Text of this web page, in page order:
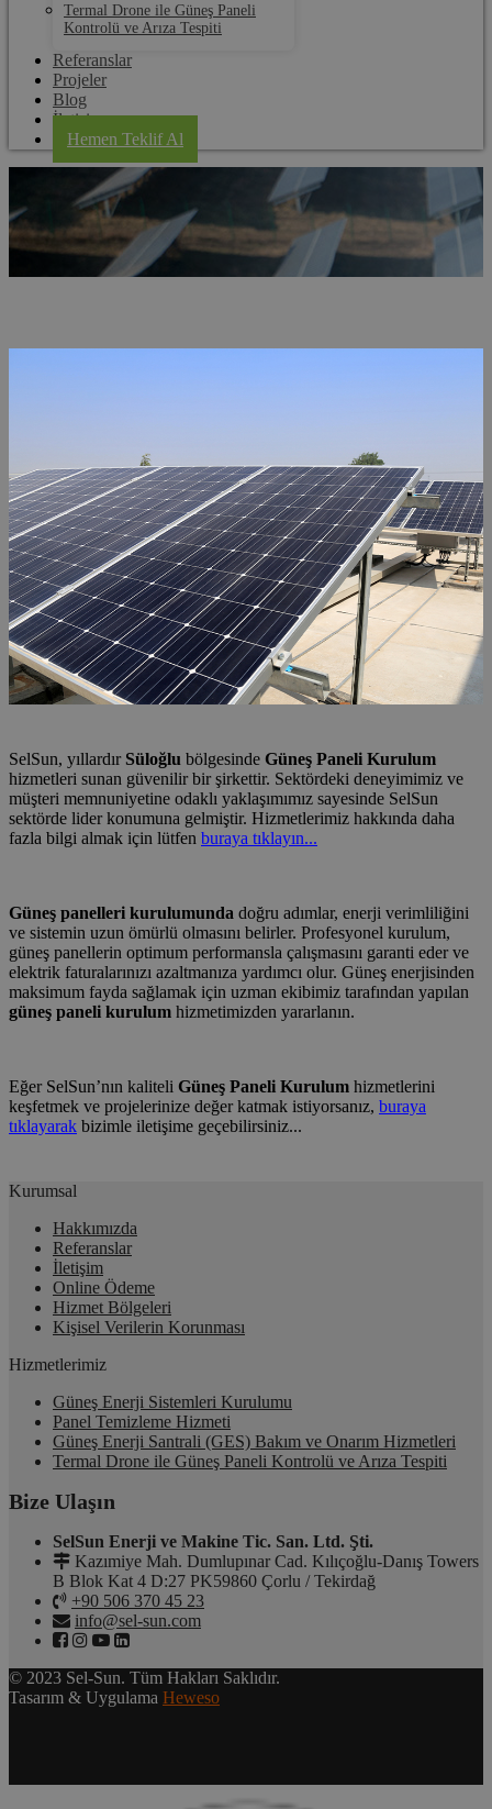
Termal Drone ile Güneş Paneli
Kontrolü ve Arıza Tespiti
Referanslar
Projeler
Blog
İletişim
Hemen Teklif Al
SelSun, yıllardır Süloğlu bölgesinde Güneş Paneli Kurulum
hizmetleri sunan güvenilir bir şirkettir. Sektördeki deneyimimiz ve
müşteri memnuniyetine odaklı yaklaşımımız sayesinde SelSun
sektörde lider konumuna gelmiştir. Hizmetlerimiz hakkında daha
fazla bilgi almak için lütfen buraya tıklayın...
Güneş panelleri kurulumunda doğru adımlar, enerji verimliliğini
ve sistemin uzun ömürlü olmasını belirler. Profesyonel kurulum,
güneş panellerin optimum performansla çalışmasını garanti eder ve
elektrik faturalarınızı azaltmanıza yardımcı olur. Güneş enerjisinden
maksimum fayda sağlamak için uzman ekibimiz tarafından yapılan
güneş paneli kurulum hizmetimizden yararlanın.
Eğer SelSun’nın kaliteli Güneş Paneli Kurulum hizmetlerini
keşfetmek ve projelerinize değer katmak istiyorsanız, buraya
tıklayarak bizimle iletişime geçebilirsiniz...
Kurumsal
Hakkımızda
Referanslar
İletişim
Online Ödeme
Hizmet Bölgeleri
Kişisel Verilerin Korunması
Hizmetlerimiz
Güneş Enerji Sistemleri Kurulumu
Panel Temizleme Hizmeti
Güneş Enerji Santrali (GES) Bakım ve Onarım Hizmetleri
Termal Drone ile Güneş Paneli Kontrolü ve Arıza Tespiti
Bize Ulaşın
SelSun Enerji ve Makine Tic. San. Ltd. Şti.
Kazımiye Mah. Dumlupınar Cad. Kılıçoğlu-Danış Towers
B Blok Kat 4 D:27 PK59860 Çorlu / Tekirdağ
+90 506 370 45 23
info@sel-sun.com
© 2023 Sel-Sun. Tüm Hakları Saklıdır.
Tasarım & Uygulama Heweso